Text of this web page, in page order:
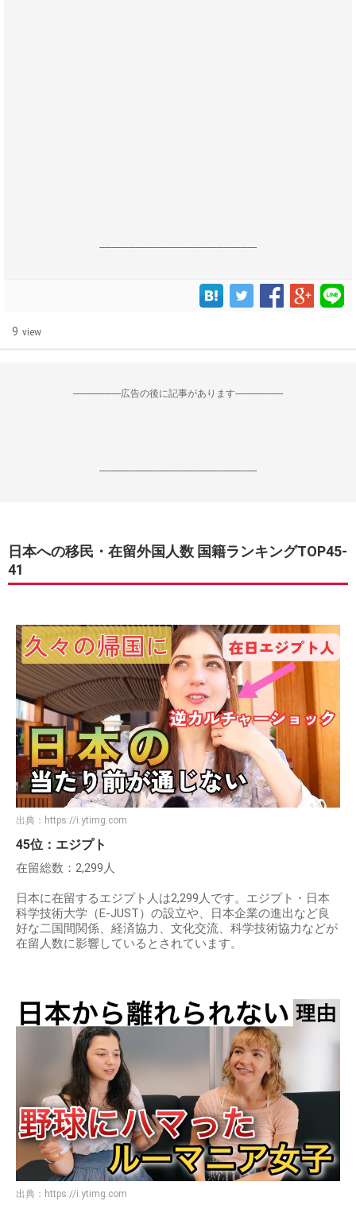
------------------------------------------------------------------
9 view
--------------------広告の後に記事があります--------------------
------------------------------------------------------------------
日本への移民・在留外国人数 国籍ランキングTOP45-
41
出典： https://i.ytimg.com
45位：エジプト
在留総数：2,299人
日本に在留するエジプト人は2,299人です。エジプト・日本
科学技術大学（E-JUST）の設立や、日本企業の進出など良
好な二国間関係、経済協力、文化交流、科学技術協力などが
在留人数に影響しているとされています。
出典： https://i.ytimg.com